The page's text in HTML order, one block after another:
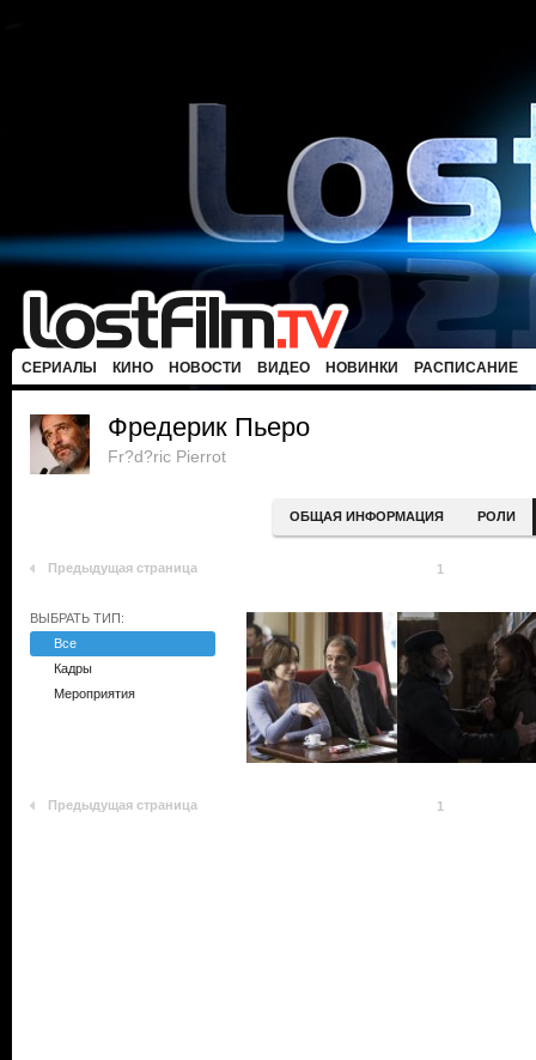
СЕРИАЛЫ КИНО НОВОСТИ ВИДЕО НОВИНКИ РАСПИСАНИЕ
Фредерик Пьеро
Fr?d?ric Pierrot
ОБЩАЯ ИНФОРМАЦИЯ РОЛИ
Предыдущая страница 1
ВЫБРАТЬ ТИП:
Все
Кадры
Мероприятия
Предыдущая страница 1